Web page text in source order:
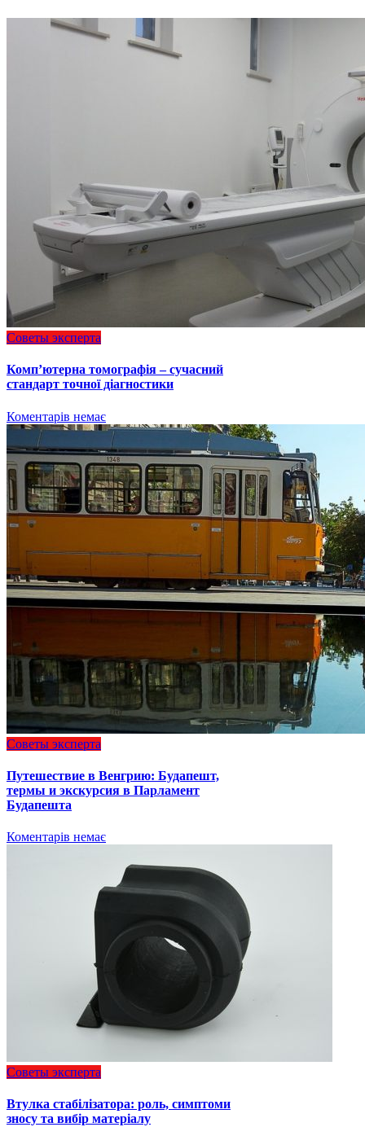
Советы эксперта
Комп’ютерна томографія – сучасний
стандарт точної діагностики
Коментарів немає
Советы эксперта
Путешествие в Венгрию: Будапешт,
термы и экскурсия в Парламент
Будапешта
Коментарів немає
Советы эксперта
Втулка стабілізатора: роль, симптоми
зносу та вибір матеріалу